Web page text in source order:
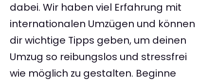
dabei. Wir haben viel Erfahrung mit
internationalen Umzügen und können
dir wichtige Tipps geben, um deinen
Umzug so reibungslos und stressfrei
wie möglich zu gestalten. Beginne